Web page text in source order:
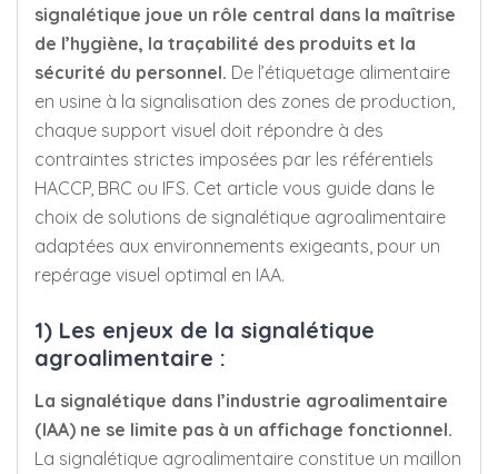
signalétique joue un rôle central dans la maîtrise
de l’hygiène, la traçabilité des produits et la
sécurité du personnel. De l’étiquetage alimentaire
en usine à la signalisation des zones de production,
chaque support visuel doit répondre à des
contraintes strictes imposées par les référentiels
HACCP, BRC ou IFS. Cet article vous guide dans le
choix de solutions de signalétique agroalimentaire
adaptées aux environnements exigeants, pour un
repérage visuel optimal en IAA.
1) Les enjeux de la signalétique
agroalimentaire :
La signalétique dans l’industrie agroalimentaire
(IAA) ne se limite pas à un affichage fonctionnel.
La signalétique agroalimentaire constitue un maillon